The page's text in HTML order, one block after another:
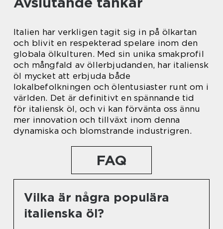
Italien har verkligen tagit sig in på ölkartan
och blivit en respekterad spelare inom den
globala ölkulturen. Med sin unika smakprofil
och mångfald av öllerbjudanden, har italiensk
öl mycket att erbjuda både
lokalbefolkningen och ölentusiaster runt om i
världen. Det är definitivt en spännande tid
för italiensk öl, och vi kan förvänta oss ännu
mer innovation och tillväxt inom denna
dynamiska och blomstrande industrigren.
FAQ
Vilka är några populära
italienska öl?